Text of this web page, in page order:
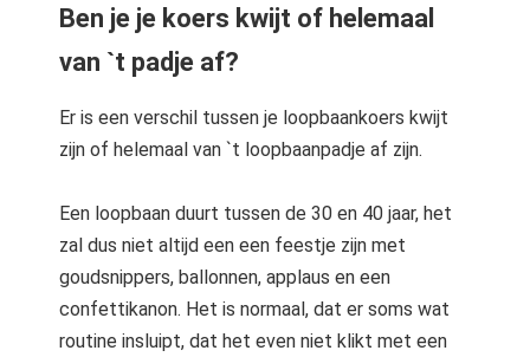
Ben je je koers kwijt of helemaal
van `t padje af?
Er is een verschil tussen je loopbaankoers kwijt
zijn of helemaal van `t loopbaanpadje af zijn.
Een loopbaan duurt tussen de 30 en 40 jaar, het
zal dus niet altijd een een feestje zijn met
goudsnippers, ballonnen, applaus en een
confettikanon. Het is normaal, dat er soms wat
routine insluipt, dat het even niet klikt met een